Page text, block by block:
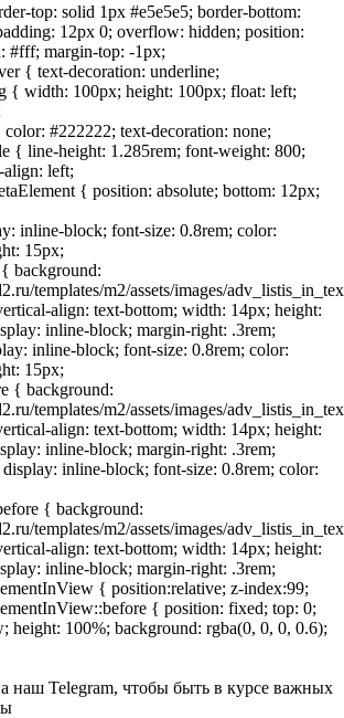
top: solid 1px #e5e5e5; border-bottom:
12px 0; overflow: hidden; position:
#fff; margin-top: -1px;
{ text-decoration: underline;
{ width: 100px; height: 100px; float: left;
#222222; text-decoration: none;
{ line-height: 1.285rem; font-weight: 800;
align: left;
{ position: absolute; bottom: 12px;
inline-block; font-size: 0.8rem; color:
15px;
background:
templates/m2/assets/images/
align: text-bottom; width: 14px; height:
inline-block; margin-right: .3rem;
inline-block; font-size: 0.8rem; color:
15px;
{ background:
templates/m2/assets/images/
align: text-bottom; width: 14px; height:
inline-block; margin-right: .3rem;
inline-block; font-size: 0.8rem; color:
{ background:
templates/m2/assets/images/
align: text-bottom; width: 14px; height:
inline-block; margin-right: .3rem;
{ position:relative; z-index:99;
{ position: fixed; top: 0;
height: 100%; background: rgba(0, 0, 0, 0.6);
наш Telegram, чтобы быть в курсе важных